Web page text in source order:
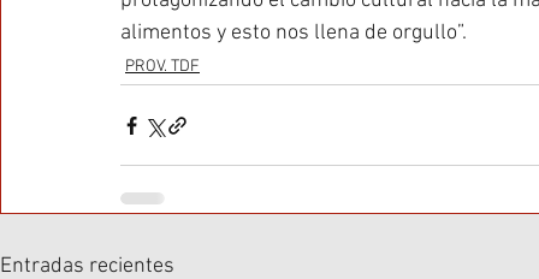
alimentos y esto nos llena de orgullo”.
PROV. TDF
Entradas recientes